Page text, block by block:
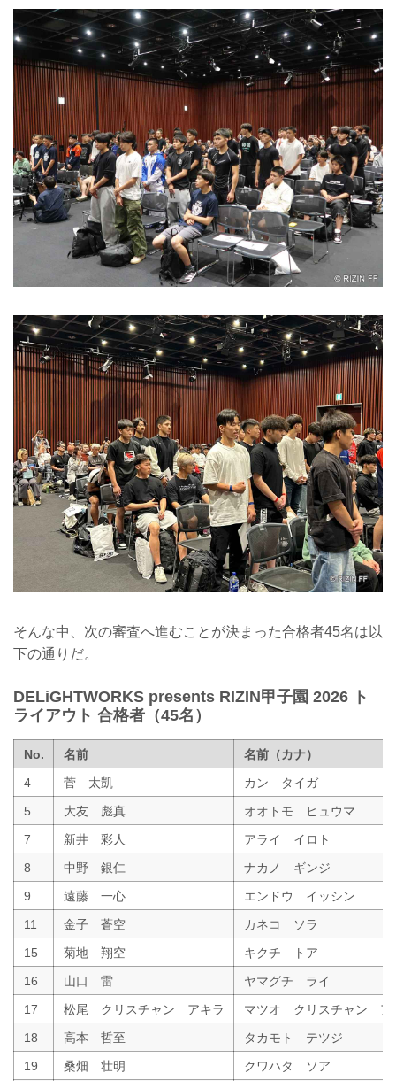
そんな中、次の審査へ進むことが決まった合格者45名は以
下の通りだ。
DELiGHTWORKS presents RIZIN甲子園 2026 ト
ライアウト 合格者（45名）
No. 名前
名前（カナ）
4
菅 太凱
カン タイガ
5
大友 彪真
オオトモ ヒュウマ
7
新井 彩人
アライ イロト
8
中野 銀仁
ナカノ ギンジ
9
遠藤 一心
エンドウ イッシン
11
金子 蒼空
カネコ ソラ
15
菊地 翔空
キクチ トア
16
山口 雷
ヤマグチ ライ
17
松尾 クリスチャン アキラ
マツオ クリスチャン ア
18
高本 哲至
タカモト テツジ
19
桑畑 壮明 クワハタ ソア